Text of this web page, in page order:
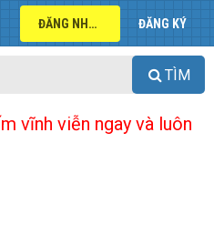
ĐĂNG NHẬP ĐĂNG KÝ
TÌM
vĩnh viễn ngay và luôn